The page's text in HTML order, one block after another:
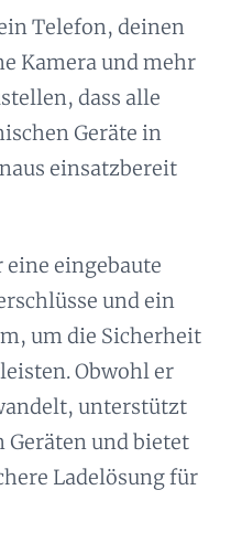
Telefon, deinen
Kamera und mehr
dass alle
Geräte in
einsatzbereit
eine eingebaute
und ein
um die Sicherheit
Obwohl er
unterstützt
Geräten und bietet
Ladelösung für